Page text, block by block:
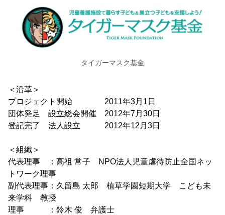
タイガーマスク基金
＜沿革＞
プロジェクト開始 2011年3月1日
団体発足 設立総会開催 2012年7月30日
登記完了 法人設立 2012年12月3日
＜組織＞
代表理事 ：高祖 常子 NPO法人児童虐待防止全国ネッ
トワーク理事
副代表理事：久留島 太郎 植草学園短期大学 こども未
来学科 教授
理事 ：鈴木 俊 弁護士